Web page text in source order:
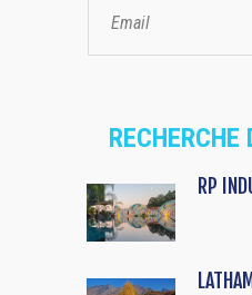
RECHERCHE
RP